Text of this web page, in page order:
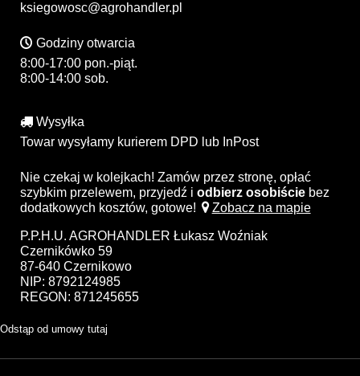
ksiegowosc@agrohandler.pl
Godziny otwarcia
8:00-17:00 pon.-piąt.
8:00-14:00 sob.
Wysyłka
Towar wysyłamy kurierem DPD lub InPost
Nie czekaj w kolejkach! Zamów przez stronę, opłać
szybkim przelewem, przyjedź i odbierz osobiście bez
dodatkowych kosztów, gotowe!
Zobacz na mapie
P.P.H.U. AGROHANDLER Łukasz Woźniak
Czernikówko 59
87-640 Czernikowo
NIP: 8792124985
REGON: 871245655
Odstąp od umowy tutaj